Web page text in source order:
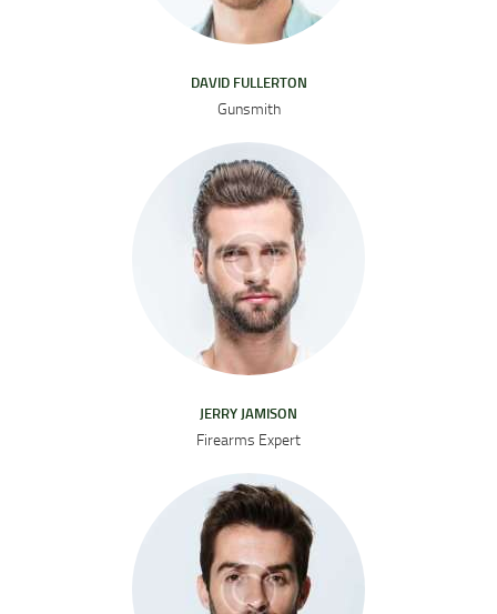
DAVID FULLERTON
Gunsmith
JERRY JAMISON
Firearms Expert